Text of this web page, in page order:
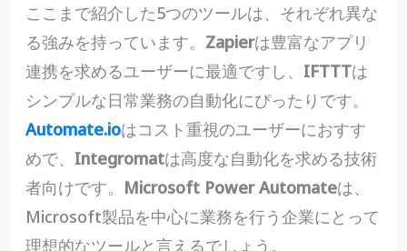
ここまで紹介した5つのツールは、それぞれ異な
る強みを持っています。 Zapierは豊富なアプリ
連携を求めるユーザーに最適ですし、 IFTTTは
シンプルな日常業務の自動化にぴったりです。
Automate.ioはコスト重視のユーザーにおすす
めで、 Integromatは高度な自動化を求める技術
者向けです。 Microsoft Power Automateは、
Microsoft製品を中心に業務を行う企業にとって
理想的なツールと言えるでしょう。